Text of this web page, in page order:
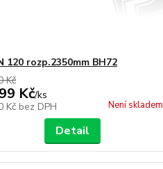
120 rozp.2350mm BH72
Kč
Kč/ks
Kč bez DPH Není skladem
Detail